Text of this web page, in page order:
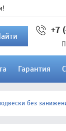
+7
Гарантия
без